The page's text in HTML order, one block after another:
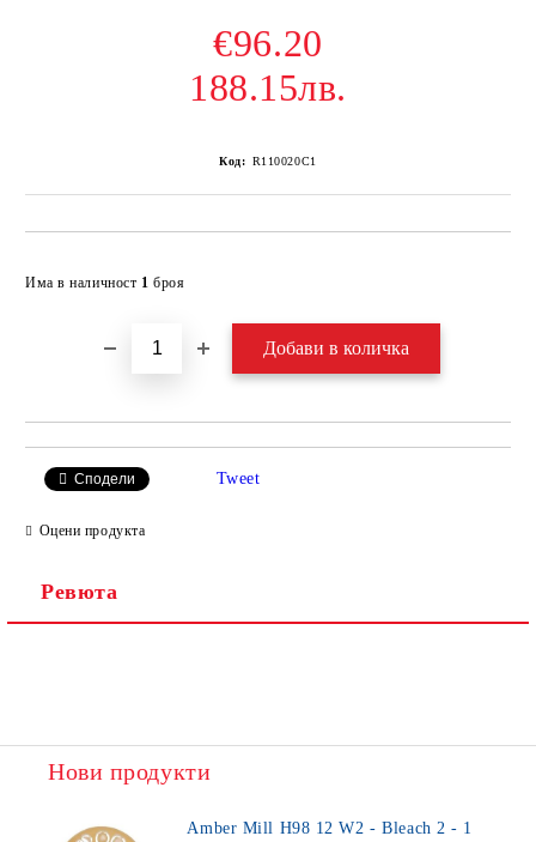
€96.20
188.15лв.
Код: R110020C1
Има в наличност 1 броя
Сподели Tweet
Оцени продукта
Ревюта
Нови продукти
Amber Mill H98 12 W2 - Bleach 2 - 1